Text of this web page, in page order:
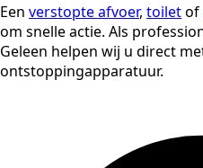
Een verstopte afvoer, toiletof
om snelle actie. Als
Geleen helpen wij u direct
ontstoppingapparatuur.